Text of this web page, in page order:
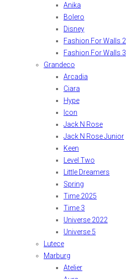
Anika
Bolero
Disney
Fashion For Walls 2
Fashion For Walls 3
Grandeco
Arcadia
Ciara
Hype
Icon
Jack N Rose
Jack N Rose Junior
Keen
Level Two
Little Dreamers
Spring
Time 2025
Time 3
Universe 2022
Universe 5
Lutece
Marburg
Atelier